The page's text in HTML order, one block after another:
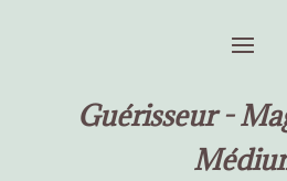
Guérisseur -